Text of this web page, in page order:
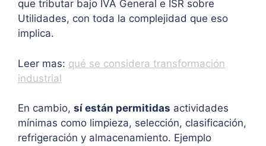
que tributar bajo IVA General e ISR sobre
Utilidades, con toda la complejidad que eso
implica.
Leer mas: qué se considera transformación
industrial
En cambio, sí están permitidas actividades
mínimas como limpieza, selección, clasificación,
refrigeración y almacenamiento. Ejemplo